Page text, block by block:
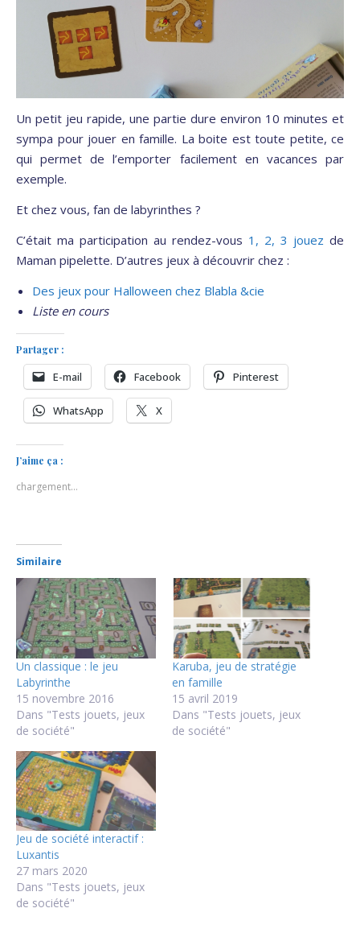
Un petit jeu rapide, une partie dure environ 10 minutes et
sympa pour jouer en famille. La boite est toute petite, ce
qui permet de l’emporter facilement en vacances par
exemple.
Et chez vous, fan de labyrinthes ?
C’était ma participation au rendez-vous 1, 2, 3 jouez de
Maman pipelette. D’autres jeux à découvrir chez :
Des jeux pour Halloween chez Blabla &cie
Liste en cours
Partager :
E-mail Facebook Pinterest
WhatsApp X
J’aime ça :
chargement…
Similaire
Un classique : le jeu
Labyrinthe
15 novembre 2016
Dans "Tests jouets, jeux
de société"
Karuba, jeu de stratégie
en famille
15 avril 2019
Dans "Tests jouets, jeux
de société"
Jeu de société interactif :
Luxantis
27 mars 2020
Dans "Tests jouets, jeux
de société"